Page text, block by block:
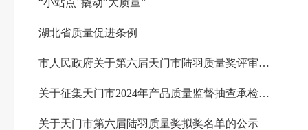
“小站点”撬动“大质量”
湖北省质量促进条例
市人民政府关于第六届天门市陆羽质量奖评审结果的通报
关于征集天门市2024年产品质量监督抽查承检机构名单的公告
关于天门市第六届陆羽质量奖拟奖名单的公示